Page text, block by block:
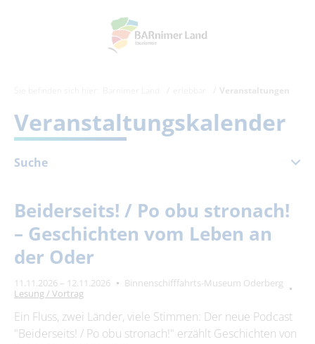
Veranstaltungen
Veranstaltungskalender
Suche
November 2026
Mo Di Mi Do Fr Sa So
2
3
9
10 11 12 13 14
15
16
17 18 19 20 21
22
23
24 25 26 27 28
29
Beiderseits! / Po obu stronach!
– Geschichten vom Leben an
der Oder
11.11.2026 – 12.11.2026
Binnenschifffahrts-Museum Oderberg
Lesung / Vortrag
Ein Fluss, zwei Länder, viele Stimmen: Der neue Podcast
"Beiderseits! / Po obu stronach!" erzählt Geschichten von